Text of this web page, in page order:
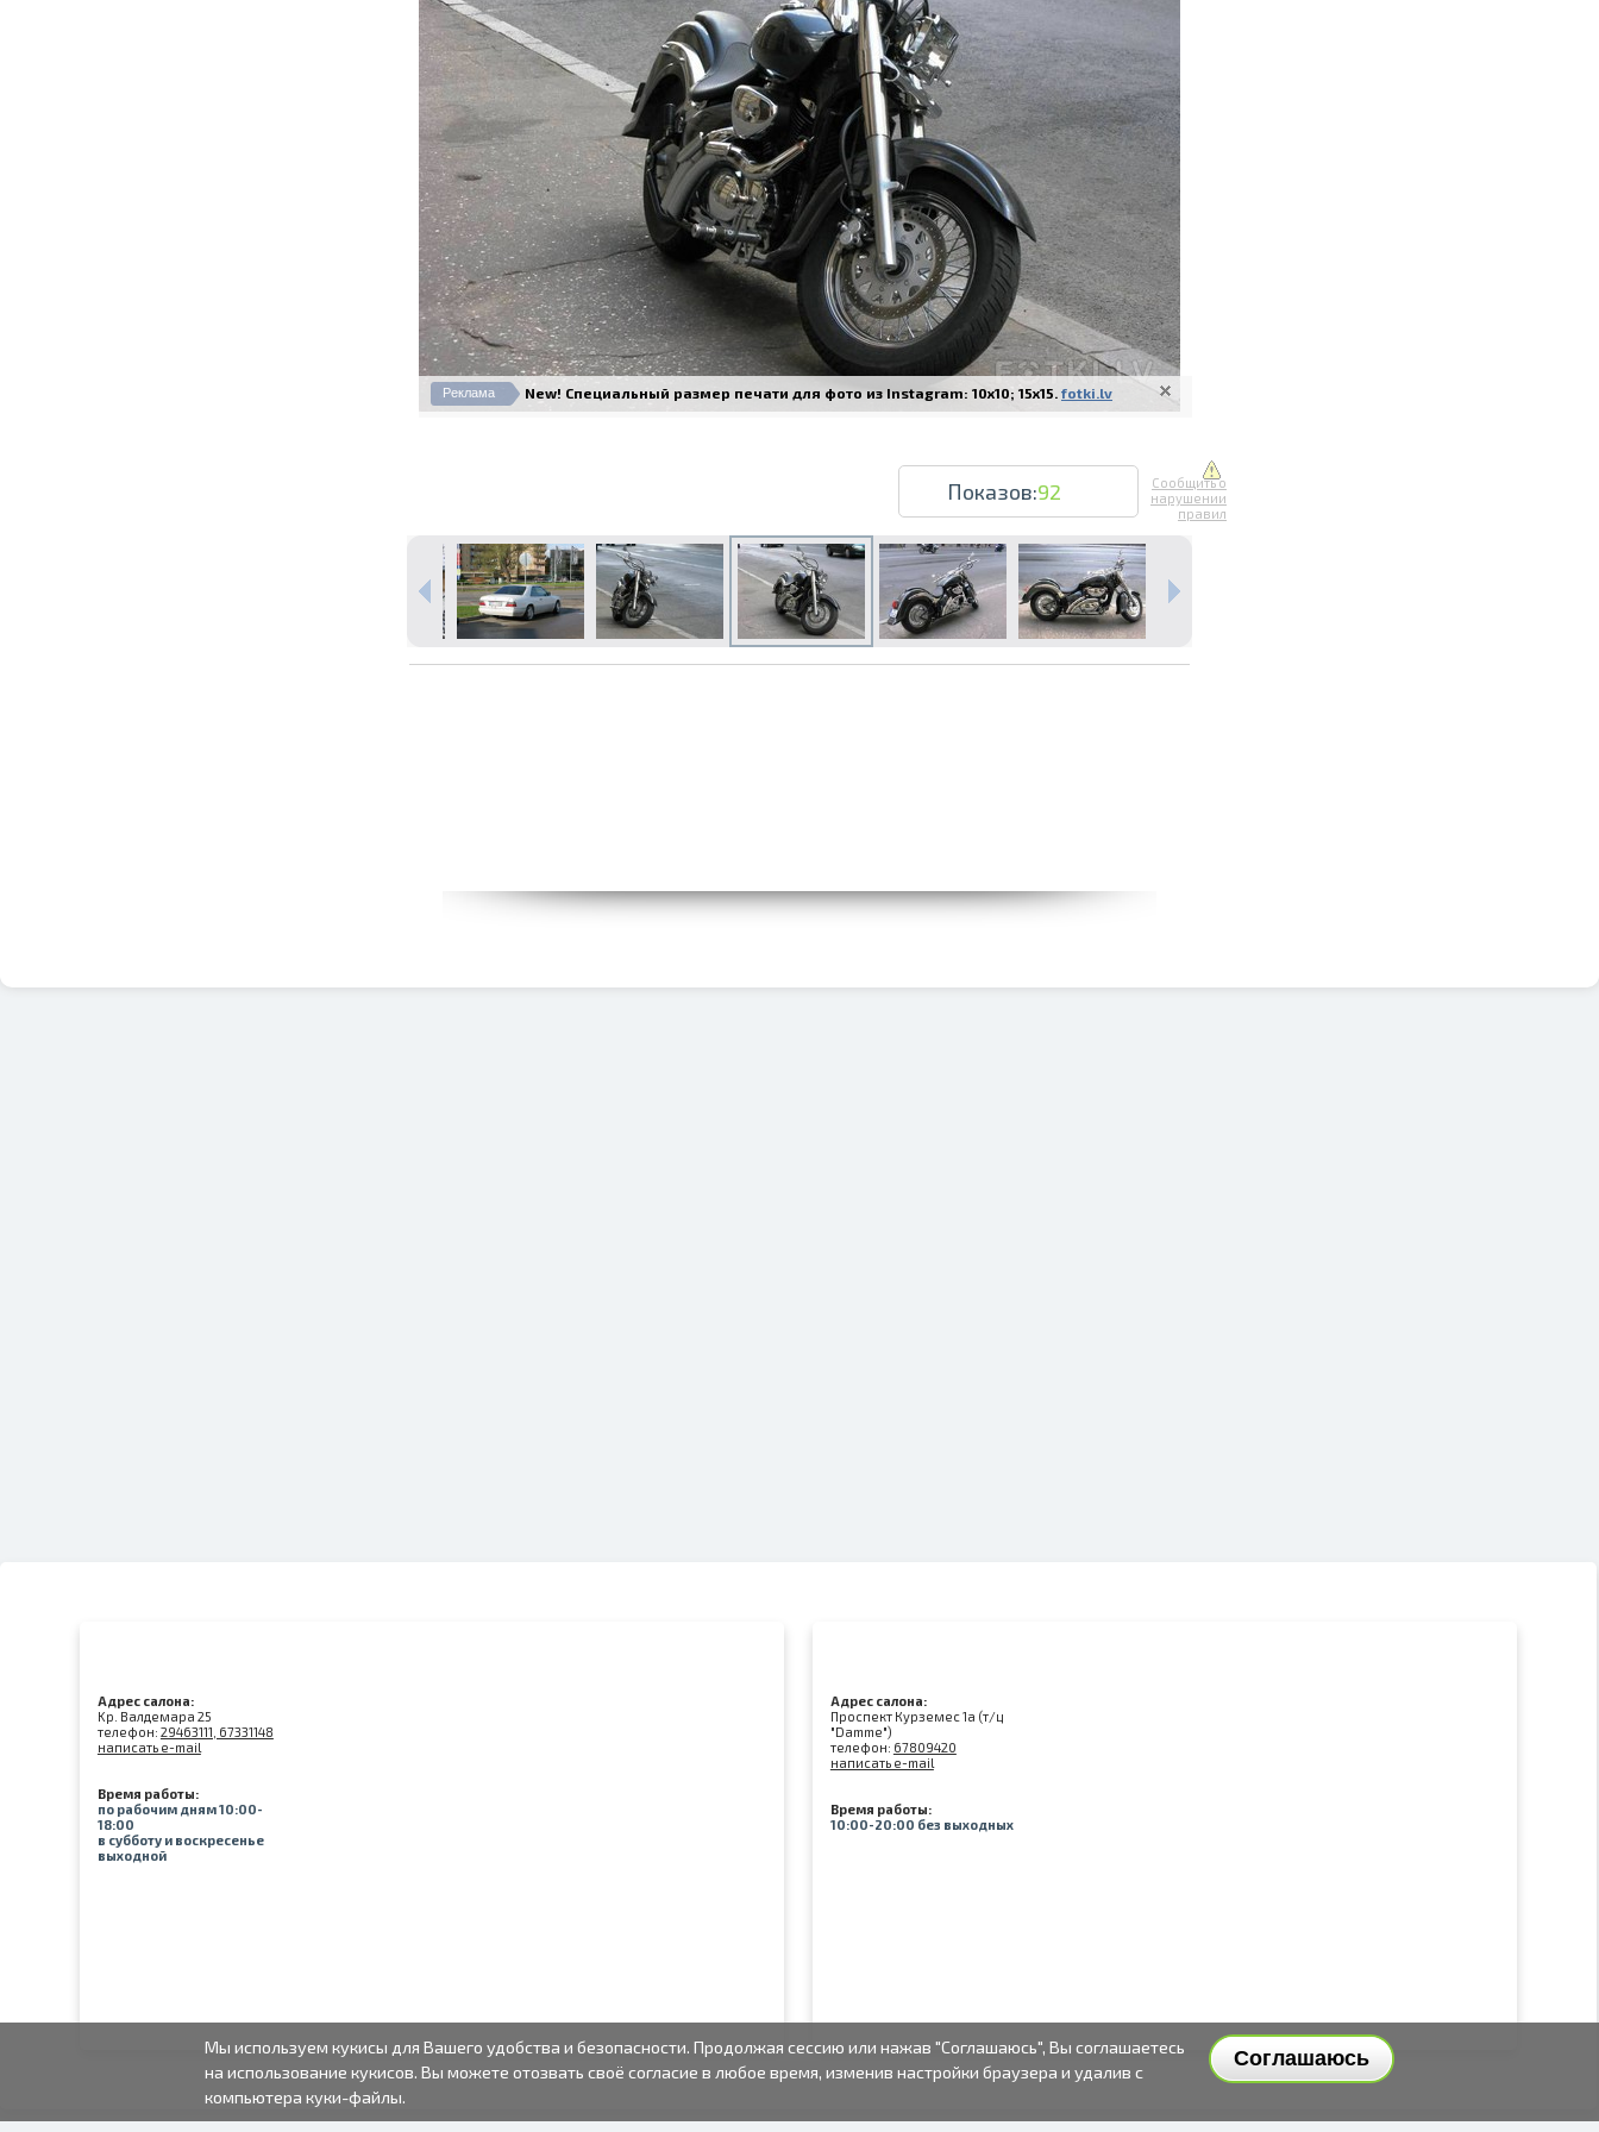
Печать в течение 1 часа в Риге – закажите онлайн
Различные форматы и виды бумаги для ваших фотографий
Доставка по всей Латвии или самовывоз
Реклама New! Специальный размер печати для фото из Instagram: 10x10; 15x15. fotki.lv
Показов:92
Сообщить о
нарушении
правил
Адрес салона:
Kр. Валдемара 25
телефон: 29463111, 67331148
написать e-mail
Время работы:
по рабочим дням 10:00-
18:00
в субботу и воскресенье
выходной
Адрес салона:
Проспект Курземес 1а (т/ц
"Damme")
телефон: 67809420
написать e-mail
Время работы:
10:00-20:00 без выходных
Соглашаюсь
Мы используем кукисы для Вашего удобства и безопасности. Продолжая сессию или нажав "Соглашаюсь", Вы соглашаетесь
на использование кукисов. Вы можете отозвать своё согласие в любое время, изменив настройки браузера и удалив с
компьютера куки-файлы.